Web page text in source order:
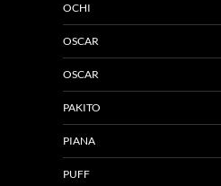
OCHI
OSCAR
OSCAR
PAKITO
PIANA
PUFF